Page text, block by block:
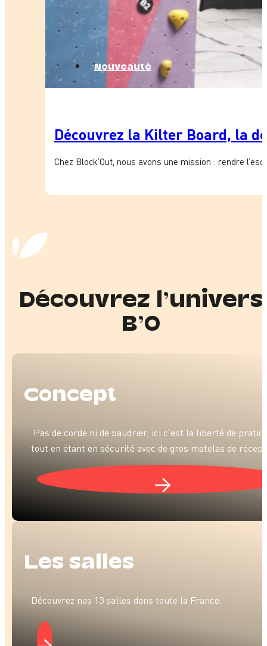
Nouveauté
Découvrez la Kilter Board, la
Chez Block’Out, nous avons une mission : rendre
Découvrez l’univers
B’O
Con­cept
Pas de corde ni de baudrier, ici c’est la liberté de
tout en étant en sécurité avec de gros matelas de
Les salles
Découvrez nos 13 salles dans toute la France.